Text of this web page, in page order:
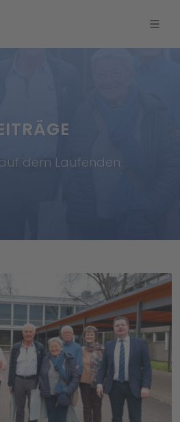
dem Laufenden.